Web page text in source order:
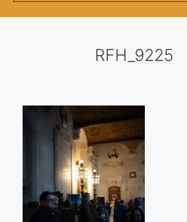
Visitas a los ateliers o talleres de artistas
Presse
Qué dicen de nosotros?
Aviso legal
Política de cookies
RFH_9225